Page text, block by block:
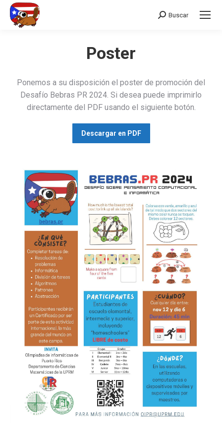
Search:
Buscar
Poster
Ponemos a su disposición el poster de promoción del
Desafío Bebras PR 2024. Si desea puede imprimirlo
directamente del PDF usando el siguiente botón.
Descargar en PDF